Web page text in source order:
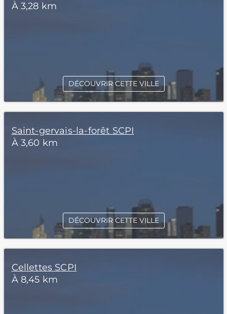
À 3,28 km
DÉCOUVRIR CETTE VILLE
Saint-gervais-la-forêt SCPI
À 3,60 km
DÉCOUVRIR CETTE VILLE
Cellettes SCPI
À 8,45 km